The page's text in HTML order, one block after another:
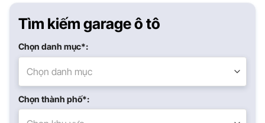
Tìm kiếm garage ô tô
Chọn danh mục*:
Chọn danh mục
Chọn thành phố*: